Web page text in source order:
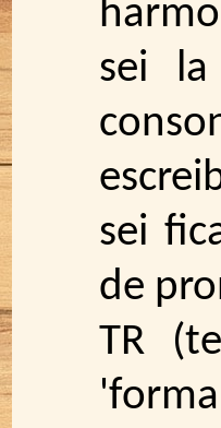
sei la
sei
de
TR